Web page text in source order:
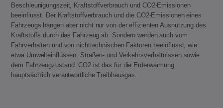
Beschleunigungszeit, Kraftstoffverbrauch und CO2-Emissionen
beeinflusst. Der Kraftstoffverbrauch und die CO2-Emissionen eines
Fahrzeugs hängen aber nicht nur von der effizienten Ausnutzung des
Kraftstoffs durch das Fahrzeug ab. Sondern werden auch vom
Fahrverhalten und von nichttechnischen Faktoren beeinflusst, wie
etwa Umwelteinflüssen, Straßen- und Verkehrsverhältnissen sowie
dem Fahrzeugzustand. CO2 ist das für die Erderwärmung
hauptsächlich verantwortliche Treibhausgas.